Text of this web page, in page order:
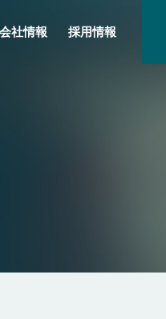
会社情報 採用情報